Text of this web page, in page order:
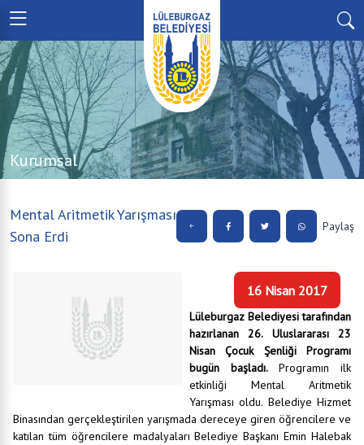
Kurumsal
Mental Aritmetik Yarışması
Sona Erdi
Paylaş
16 Nisan 2017
Lüleburgaz Belediyesi tarafından
hazırlanan 26. Uluslararası 23
Nisan Çocuk Şenliği Programı
bugün başladı.Programın ilk
etkinliği Mental Aritmetik
Yarışması oldu. Belediye Hizmet
Binasından gerçekleştirilen yarışmada dereceye giren öğrencilere ve
katılan tüm öğrencilere madalyaları Belediye Başkanı Emin Halebak